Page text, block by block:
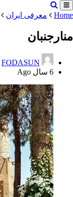
Home معرفی ایران
منارجنبان
FODASUN
6 سال Ago